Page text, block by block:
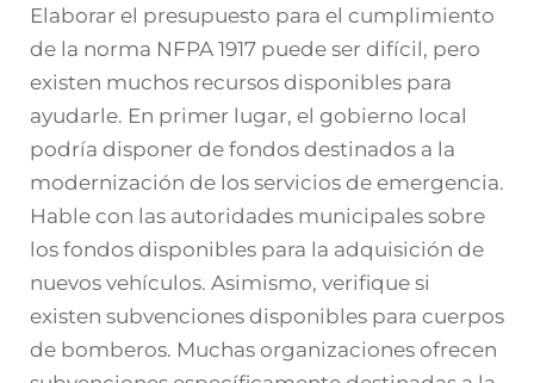
Elaborar el presupuesto para el cumplimiento
de la norma NFPA 1917 puede ser difícil, pero
existen muchos recursos disponibles para
ayudarle. En primer lugar, el gobierno local
podría disponer de fondos destinados a la
modernización de los servicios de emergencia.
Hable con las autoridades municipales sobre
los fondos disponibles para la adquisición de
nuevos vehículos. Asimismo, verifique si
existen subvenciones disponibles para cuerpos
de bomberos. Muchas organizaciones ofrecen